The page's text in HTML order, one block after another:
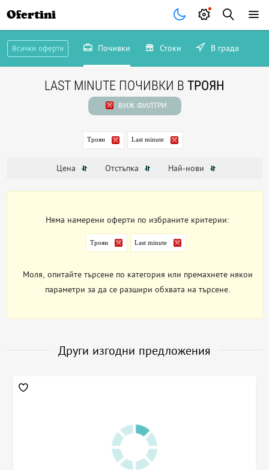
Ofertini
Всички оферти Почивки Стоки В града
LAST MINUTE ПОЧИВКИ В ТРОЯН
ВИЖ ФИЛТРИ
Троян Last minute
Цена Отстъпка Най-нови
Няма намерени оферти по избраните критерии:
Троян Last minute
Моля, опитайте търсене по категория или премахнете някои
параметри за да се разшири обхвата на търсене.
Други изгодни предложения